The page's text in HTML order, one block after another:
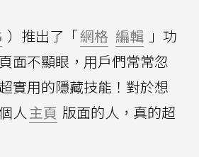
）推出了「網格 編輯 」功
面不顯眼，用戶們常常忽
實用的隱藏技能！對於想
人 主頁 版面的人，真的超